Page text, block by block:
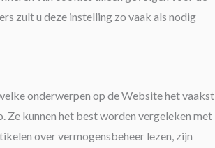
zult u deze instelling zo vaak als nodig
onderwerpen op de Website het vaakst
kunnen het best worden vergeleken met
over vermogensbeheer lezen, zijn